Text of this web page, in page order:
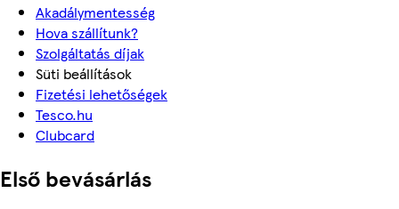
Akadálymentesség
Hova szállítunk?
Szolgáltatás díjak
Süti beállítások
Fizetési lehetőségek
Tesco.hu
Clubcard
Első bevásárlás